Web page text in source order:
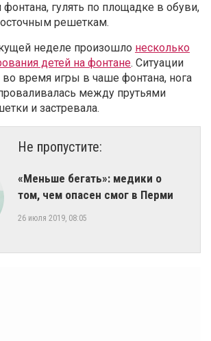
гулять по площадке в обуви,
решеткам.
неделе произошло несколько
детей на фонтане. Ситуации
время игры в чаше фонтана, нога
между прутьями
и застревала.
Не пропустите:
«Меньше бегать»: медики о
том, чем опасен смог в Перми
26 июля 2019, 08:05